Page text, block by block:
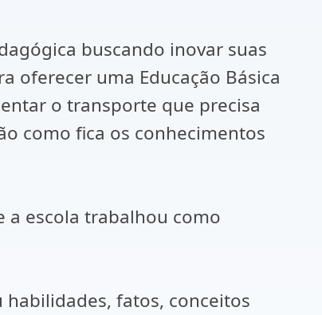
buscando inovar suas
oferecer uma Educação Básica
o transporte que precisa
como fica os conhecimentos
a escola trabalhou como
habilidades, fatos, conceitos